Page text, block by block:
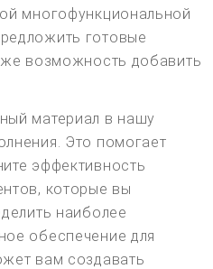
многофункциональной
готовые
возможность добавить
материал в нашу
Это помогает
эффективность
которые вы
наиболее
обеспечение для
вам создавать